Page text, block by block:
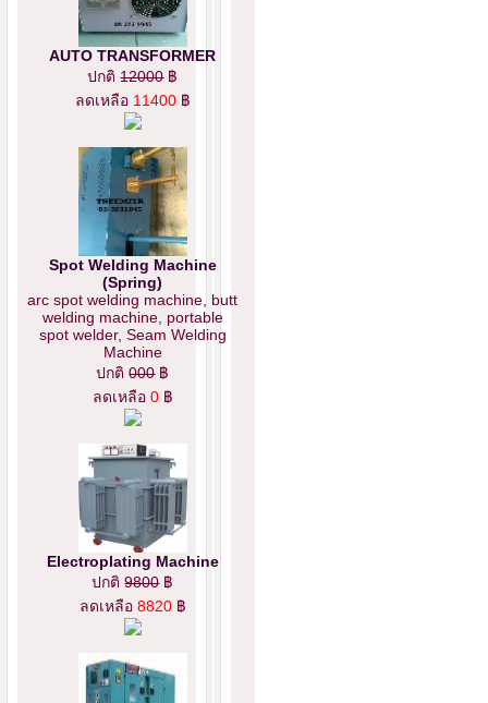
AUTO TRANSFORMER
ปกติ12000฿
ลดเหลือ 11400 ฿
Spot Welding Machine
(Spring)
arc spot welding machine, butt
welding machine, portable
spot welder, Seam Welding
Machine
ปกติ000฿
ลดเหลือ 0 ฿
Electroplating Machine
ปกติ9800฿
ลดเหลือ 8820 ฿